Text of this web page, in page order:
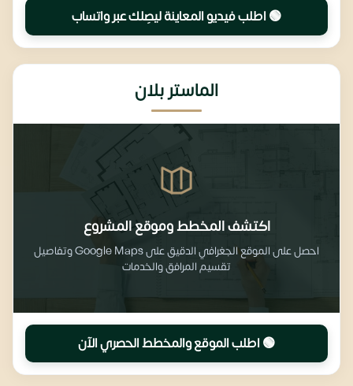
🟢 اطلب فيديو المعاينة ليصِلك عبر واتساب
الماستر بلان
اكتشف المخطط وموقع المشروع
احصل على الموقع الجغرافي الدقيق على Google Maps وتفاصيل
تقسيم المرافق والخدمات
🟢 اطلب الموقع والمخطط الحصري الآن